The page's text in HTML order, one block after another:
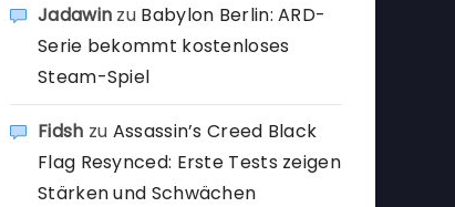
Jadawin zu Babylon Berlin: ARD-
Serie bekommt kostenloses
Steam-Spiel
Fidsh zu Assassin’s Creed Black
Flag Resynced: Erste Tests zeigen
Stärken und Schwächen